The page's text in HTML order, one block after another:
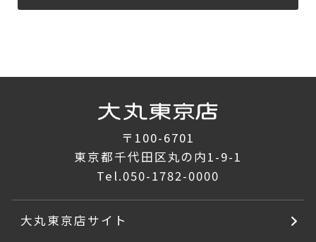
〒100-6701
東京都千代田区丸の内1-9-1
Tel.050-1782-0000
大丸東京店サイト